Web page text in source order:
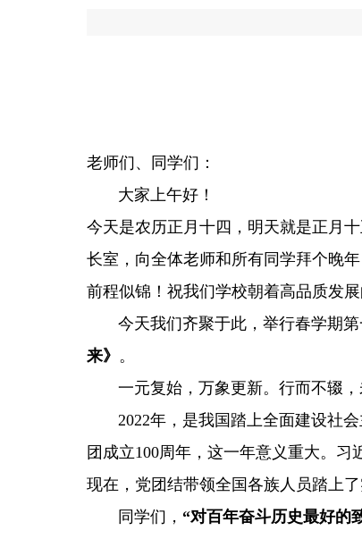
老师们、同学们：
大家上午好！
今天是农历正月十四，明天就是正月
长室，向全体老师和所有同学拜个晚
前程似锦！祝我们学校朝着高品质发
今天我们齐聚于此，举行春学期第
来》 。
一元复始，万象更新。行而不辍，
2022年，是我国踏上全面建设社
团成立100周年，这一年意义重大。习
现在，党团结带领全国各族人员踏上
同学们， “对百年奋斗历史最好的